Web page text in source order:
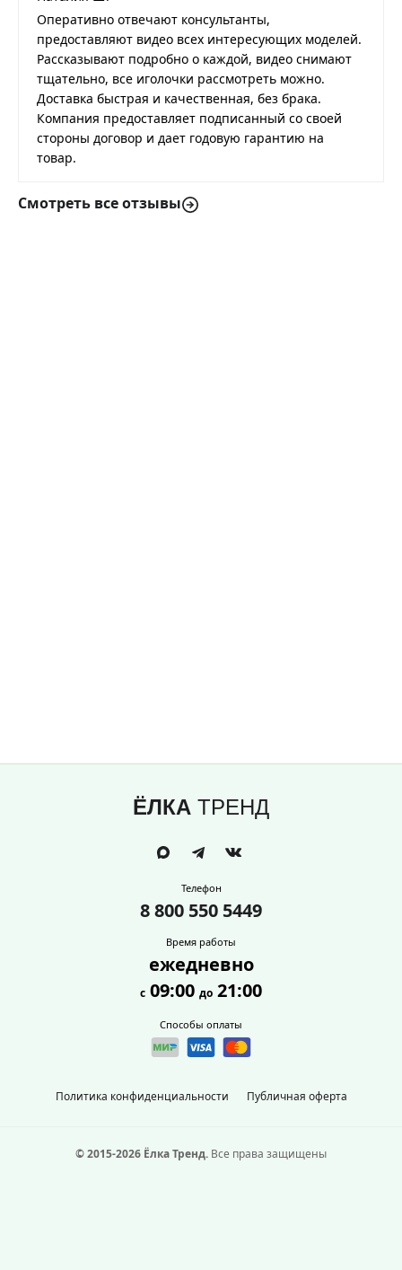
Оперативно отвечают консультанты,
предоставляют видео всех интересующих моделей.
Рассказывают подробно о каждой, видео снимают
тщательно, все иголочки рассмотреть можно.
Доставка быстрая и качественная, без брака.
Компания предоставляет подписанный со своей
стороны договор и дает годовую гарантию на
товар.
Смотреть все отзывы
ЁЛКА ТРЕНД
Политика конфиденциальности Публичная оферта
Телефон
8 800 550 5449
Время работы
ежедневно
с 09:00 до 21:00
Способы оплаты
© 2015-2026 Ёлка Тренд. Все права защищены